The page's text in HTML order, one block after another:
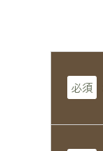
必須